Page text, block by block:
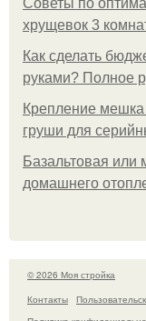
Советы по
хрущевок 3
Как сделать
руками? Полное
Крепление мешка
груши для
Базальтовая или
домашнего
© 2026 Моя стройка
Контакты